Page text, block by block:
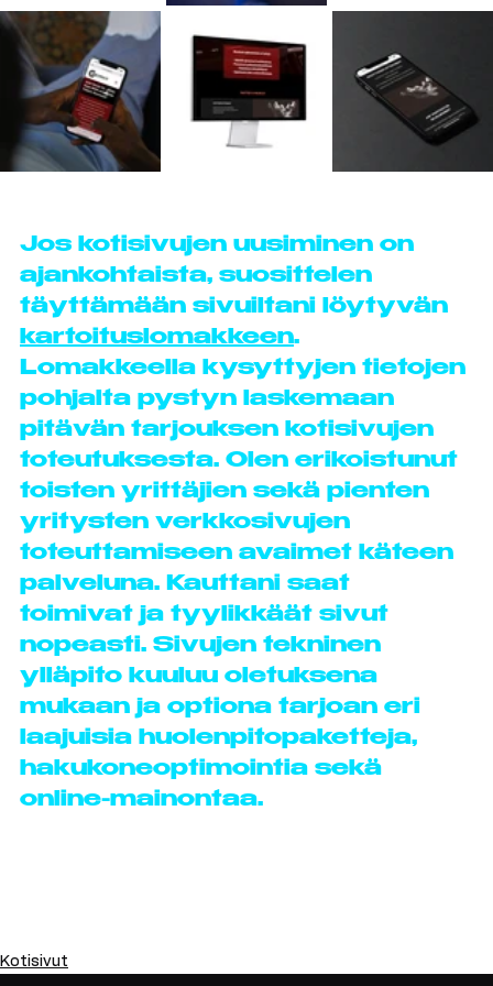
Jos kotisivujen uusiminen on
ajankohtaista, suosittelen
täyttämään sivuiltani löytyvän
kartoituslomakkeen .
Lomakkeella kysyttyjen tietojen
pohjalta pystyn laskemaan
pitävän tarjouksen kotisivujen
toteutuksesta. Olen erikoistunut
toisten yrittäjien sekä pienten
yritysten verkkosivujen
toteuttamiseen avaimet käteen
palveluna. Kauttani saat
toimivat ja tyylikkäät sivut
nopeasti. Sivujen tekninen
ylläpito kuuluu oletuksena
mukaan ja optiona tarjoan eri
laajuisia huolenpitopaketteja,
hakukoneoptimointia sekä